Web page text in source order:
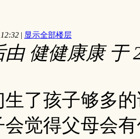
| 显示全部楼层
健健康康 于
生了孩子够多
觉得父母会